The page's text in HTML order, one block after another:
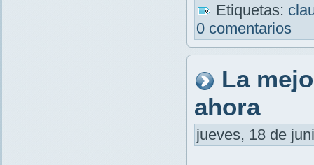
Etiquetas:
0 comentarios
La
ahora
jueves, 18 de